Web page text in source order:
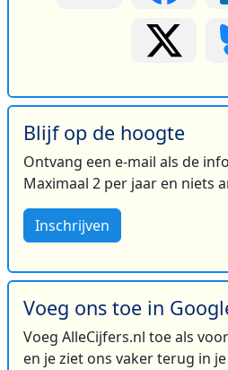
Blijf op de hoogte
Ontvang een e-mail als de
Maximaal 2 per jaar en niets
Inschrijven
Voeg ons toe in
Voeg AlleCijfers.nl toe als
en je ziet ons vaker terug in